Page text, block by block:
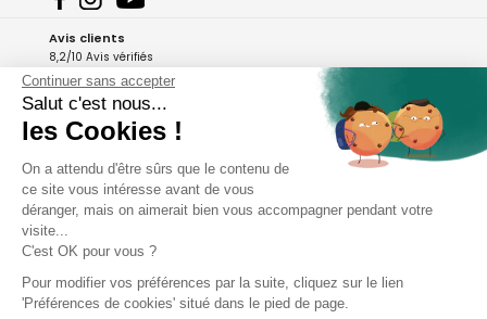
Avis clients
8,2/10 Avis vérifiés
L'Appli Phox
A propos de Phox
Services et garanties
Continuer sans accepter
Salut c'est nous...
les Cookies !
On a attendu d'être sûrs que le contenu de
ce site vous intéresse avant de vous
déranger, mais on aimerait bien vous accompagner pendant votre
visite...
C'est OK pour vous ?
Pour modifier vos préférences par la suite, cliquez sur le lien
'Préférences de cookies' situé dans le pied de page.